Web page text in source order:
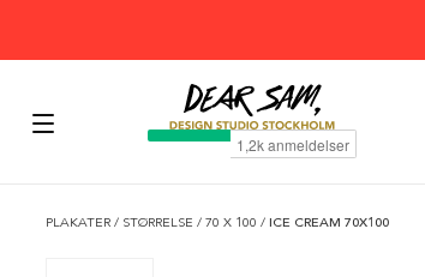
PLAKATER / STØRRELSE / 70 X 100 / ICE CREAM 70X100